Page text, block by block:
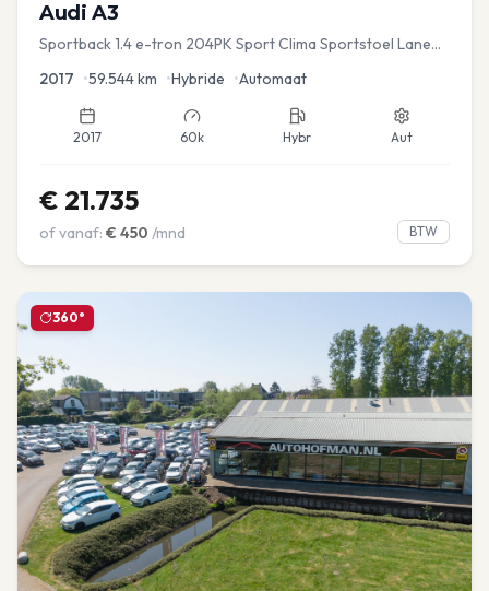
Audi A3
Sportback 1.4 e-tron 204PK Sport Clima Sportstoel Lane
2017 •59.544km •Hybride •Automaat
2017 60k Hybr Aut
€ 21.735
of vanaf: € 450 /mnd BTW
360°